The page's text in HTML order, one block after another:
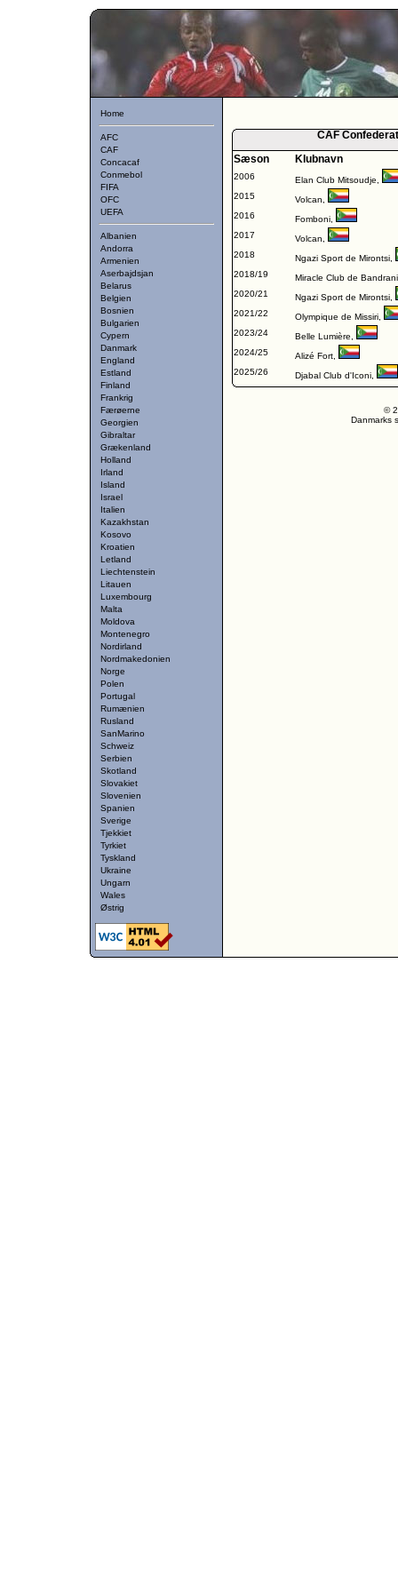
Home
AFC
CAF
Concacaf
Conmebol
FIFA
OFC
UEFA
Albanien
Andorra
Armenien
Aserbajdsjan
Belarus
Belgien
Bosnien
Bulgarien
Cypern
Danmark
England
Estland
Finland
Frankrig
Færøerne
Georgien
Gibraltar
Grækenland
Holland
Irland
Island
Israel
Italien
Kazakhstan
Kosovo
Kroatien
Letland
Liechtenstein
Litauen
Luxembourg
Malta
Moldova
Montenegro
Nordirland
Nordmakedonien
Norge
Polen
Portugal
Rumænien
Rusland
SanMarino
Schweiz
Serbien
Skotland
Slovakiet
Slovenien
Spanien
Sverige
Tjekkiet
Tyrkiet
Tyskland
Ukraine
Ungarn
Wales
Østrig
CAF
Sæson
Klubnavn
2006 Elan Club Mitsoudje
2015
Volcan
2016
Fomboni
2017
Volcan
2018
Ngazi Sport de Mirontsi
2018/19
Miracle Club de Bandrani
2020/21
Ngazi Sport de Mirontsi
2021/22
Olympique de Missiri
2023/24
Belle Lumière
2024/25
Alizé Fort
2025/26
Djabal Club d'Iconi
©
Danmarks